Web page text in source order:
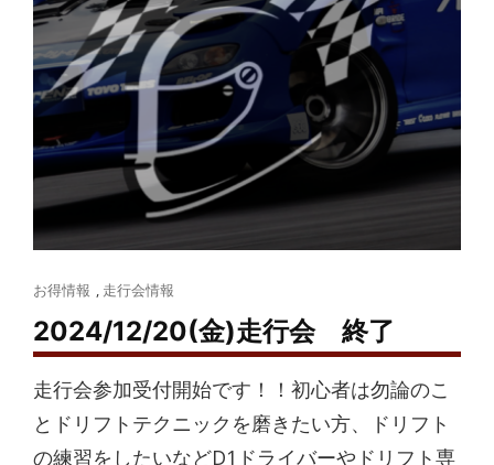
Cat
Links
お得情報 , 走行会情報
2024/12/20(金)走行会 終了
走行会参加受付開始です！！初心者は勿論のこ
とドリフトテクニックを磨きたい方、ドリフト
の練習をしたいなどD1ドライバーやドリフト専